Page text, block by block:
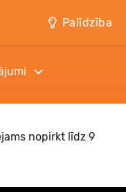
Palīdzība
nopirkt līdz 9